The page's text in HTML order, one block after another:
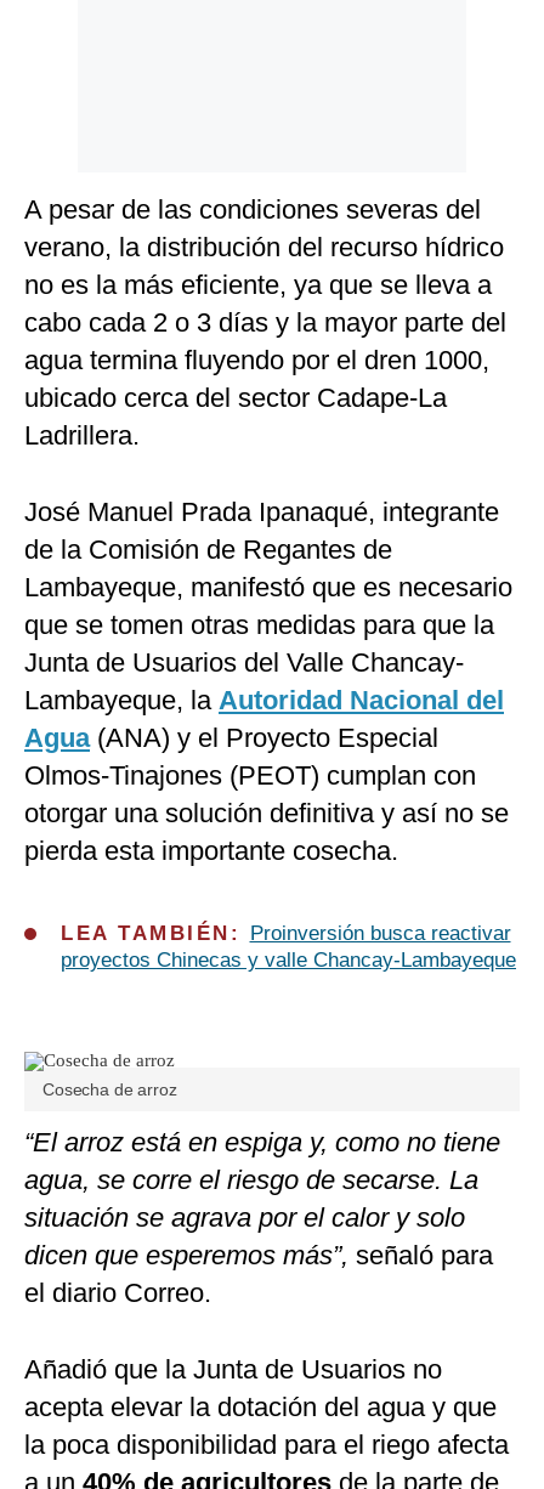
A pesar de las condiciones severas del
verano, la distribución del recurso hídrico
no es la más eficiente, ya que se lleva a
cabo cada 2 o 3 días y la mayor parte del
agua termina fluyendo por el dren 1000,
ubicado cerca del sector Cadape-La
Ladrillera.
José Manuel Prada Ipanaqué, integrante
de la Comisión de Regantes de
Lambayeque, manifestó que es necesario
que se tomen otras medidas para que la
Junta de Usuarios del Valle Chancay-
Lambayeque, la Autoridad Nacional del
Agua(ANA) y el Proyecto Especial
Olmos-Tinajones (PEOT) cumplan con
otorgar una solución definitiva y así no se
pierda esta importante cosecha.
LEA TAMBIÉN:
Proinversión busca reactivar
proyectos Chinecas y valle Chancay-Lambayeque
Cosecha de arroz
“El arroz está en espiga y, como no tiene
agua, se corre el riesgo de secarse. La
situación se agrava por el calor y solo
dicen que esperemos más”, señaló para
el diario Correo.
Añadió que la Junta de Usuarios no
acepta elevar la dotación del agua y que
la poca disponibilidad para el riego afecta
a un 40% de agricultores de la parte de